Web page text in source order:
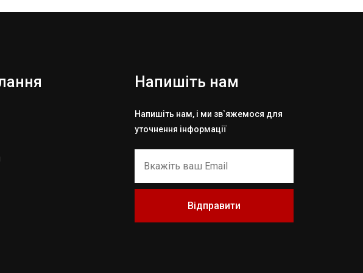
Напишіть нам
Напишіть нам, і ми зв`яжемося для
уточнення інформації
Відправити